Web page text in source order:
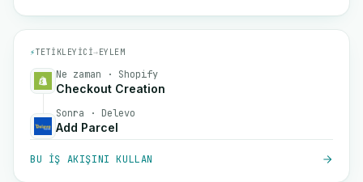
⚡TETIKLEYICI→EYLEM
Ne zaman · Shopify
Checkout Creation
Sonra · Delevo
Add Parcel
BU IŞ AKIŞINI KULLAN